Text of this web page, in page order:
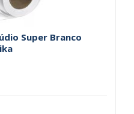
Super Branco